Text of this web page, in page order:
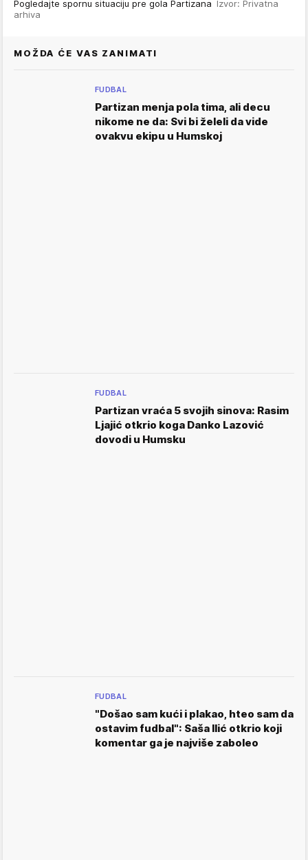
Pogledajte spornu situaciju pre gola Partizana Izvor: Privatna
arhiva
MOŽDA ĆE VAS ZANIMATI
FUDBAL
Partizan menja pola tima, ali decu
nikome ne da: Svi bi želeli da vide
ovakvu ekipu u Humskoj
FUDBAL
Partizan vraća 5 svojih sinova: Rasim
Ljajić otkrio koga Danko Lazović
dovodi u Humsku
FUDBAL
"Došao sam kući i plakao, hteo sam da
ostavim fudbal": Saša Ilić otkrio koji
komentar ga je najviše zaboleo